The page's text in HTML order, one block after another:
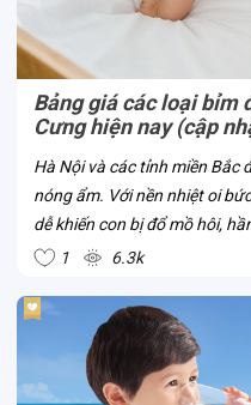
Bảng giá các loại bỉm
Cưng hiện nay (cập
Hà Nội và các tỉnh miền Bắc
nóng ẩm. Với nền nhiệt oi
dễ khiến con bị đổ mồ hôi,
chính là thời điểm chuẩn
1 6.3k